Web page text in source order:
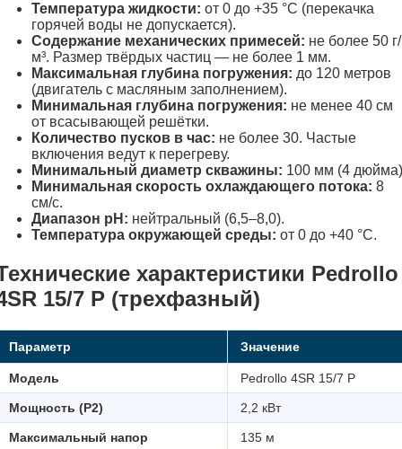
Температура жидкости: от 0 до +35 °C (перекачка
горячей воды не допускается).
Содержание механических примесей: не более 50 г/
м³. Размер твёрдых частиц — не более 1 мм.
Максимальная глубина погружения: до 120 метров
(двигатель с масляным заполнением).
Минимальная глубина погружения: не менее 40 см
от всасывающей решётки.
Количество пусков в час: не более 30. Частые
включения ведут к перегреву.
Минимальный диаметр скважины: 100 мм (4
Минимальная скорость охлаждающего потока: 8
см/с.
Диапазон pH: нейтральный (6,5–8,0).
Температура окружающей среды: от 0 до +40 °C.
характеристики Pedrollo
15/7 P (трехфазный)
Параметр Значение
Модель Pedrollo 4SR 15/7 P
Мощность (P2) 2,2 кВт
Максимальный напор 135 м